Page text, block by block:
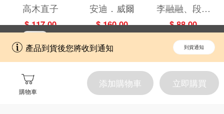
產品到貨後您將收到通知 到貨通知
購物車
添加購物車 立即購買
張了——日日和
特別日的菜單挑
戰記
高木直子
$ 117.00
書衣典藏版）
（獨家收錄作者
訪談）
安迪．威爾
$ 160.00
減糖飲食法
李融融、段佳
麗,黃梨煜、顧
凱辰
$ 88.00
擁抱更全面的購物和文化體驗。
開啟